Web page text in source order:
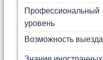
Профессиональный
уровень
Возможность выезда